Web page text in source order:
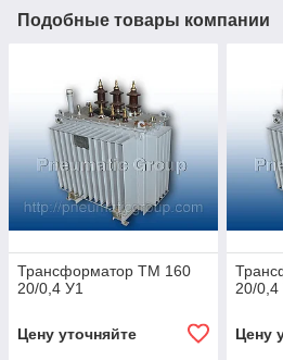
Подобные товары компании
Трансформатор ТМ 160
20/0,4 У1
Цену уточняйте
20/0,4
Цену